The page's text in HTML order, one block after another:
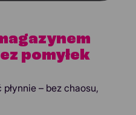
pomyłek
– bez chaosu,